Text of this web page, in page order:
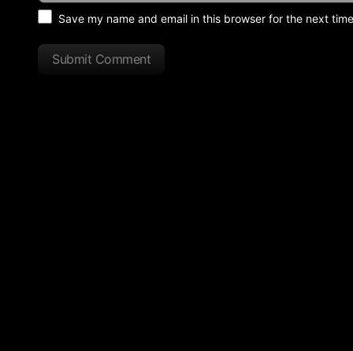
Save my name and email in this browser for the next
Submit Comment